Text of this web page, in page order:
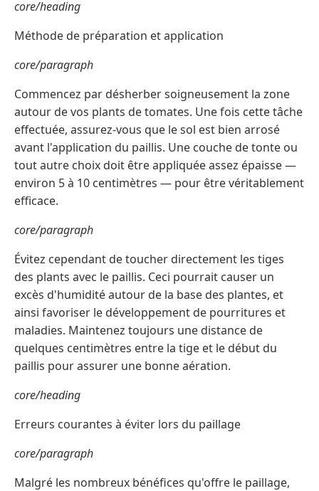
core/heading
Méthode de préparation et application
core/paragraph
Commencez par désherber soigneusement la zone
autour de vos plants de tomates. Une fois cette tâche
effectuée, assurez-vous que le sol est bien arrosé
avant l'application du paillis. Une couche de tonte ou
tout autre choix doit être appliquée assez épaisse —
environ 5 à 10 centimètres — pour être véritablement
efficace.
core/paragraph
Évitez cependant de toucher directement les tiges
des plants avec le paillis. Ceci pourrait causer un
excès d'humidité autour de la base des plantes, et
ainsi favoriser le développement de pourritures et
maladies. Maintenez toujours une distance de
quelques centimètres entre la tige et le début du
paillis pour assurer une bonne aération.
core/heading
Erreurs courantes à éviter lors du paillage
core/paragraph
Malgré les nombreux bénéfices qu'offre le paillage,